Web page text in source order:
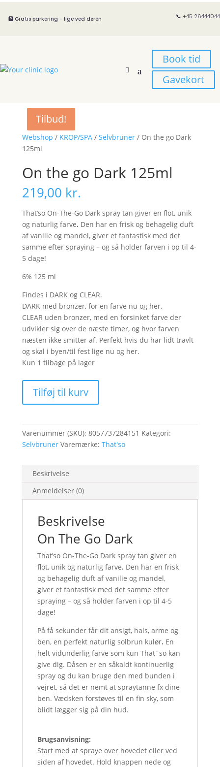
🅿️ Gratis parkering - lige ved døren 📞 +45 26444044
Book tid
Gavekort
Webshop / KROP/SPA/ Selvbruner/ On the go Dark
125ml
On the go Dark 125ml
219,00 kr.
That’so On-The-Go Dark spray tan giver en flot, unik
og naturlig farve. Den har en frisk og behagelig duft
af vanilie og mandel, giver et fantastisk med det
samme efter spraying – og så holder farven i op til 4-
5 dage!
6% 125 ml
Findes i DARK og CLEAR.
DARK med bronzer, for en farve nu og her.
CLEAR uden bronzer, med en forsinket farve der
udvikler sig over de næste timer, og hvor farven
næsten ikke smitter af. Perfekt hvis du har lidt travlt
og skal i byen/til fest lige nu og her.
Kun 1 tilbage på lager
go
125ml
antal
Tilføj til kurv
Varenummer (SKU): 8057737284151 Kategori:
Selvbruner Varemærke: That'so
Beskrivelse
Anmeldelser (0)
Beskrivelse
On The Go Dark
That’so On-The-Go Dark spray tan giver en
flot, unik og naturlig farve. Den har en frisk
og behagelig duft af vanilie og mandel,
giver et fantastisk med det samme efter
spraying – og så holder farven i op til 4-5
dage!
På få sekunder får dit ansigt, hals, arme og
ben, en perfekt naturlig solbrun kulør. En
helt vidunderlig farve som kun That´so kan
give dig. Dåsen er en såkaldt kontinuerlig
spray og du kan bruge den med bunden i
vejret, så det er nemt at spraytanne fx dine
ben. Vædsken forstøves til en fin sky, som
blidt lægger sig på din hud.
Brugsanvisning:
Start med at spraye over hovedet eller ved
siden af hovedet. Hold knappen nede og
Tilbud!
Tilbud!